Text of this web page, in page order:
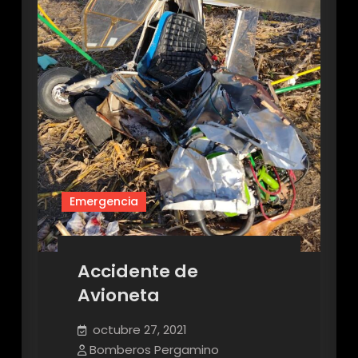
Emergencia
Accidente de
Avioneta
octubre 27, 2021
Bomberos Pergamino